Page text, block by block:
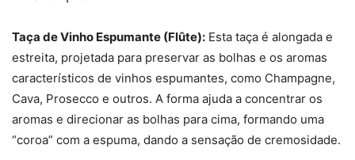
Taça de Vinho Espumante (Flûte): Esta taça é alongada e
estreita, projetada para preservar as bolhas e os aromas
característicos de vinhos espumantes, como Champagne,
Cava, Prosecco e outros. A forma ajuda a concentrar os
aromas e direcionar as bolhas para cima, formando uma
“coroa” com a espuma, dando a sensação de cremosidade.